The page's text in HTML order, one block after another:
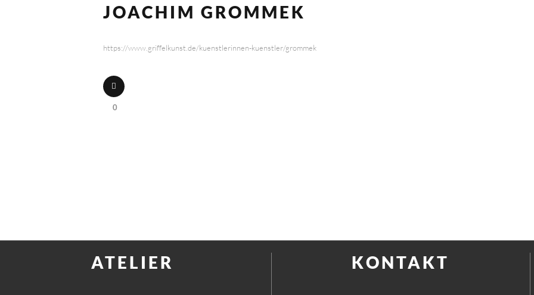
JOACHIM GROMMEK
https://www.griffelkunst.de/kuenstlerinnen-kuenstler/grommek
0
ATELIER KONTAKT